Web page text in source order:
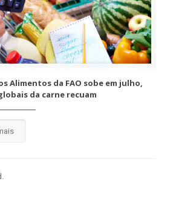
Alimentos da FAO sobe em julho,
da carne recuam